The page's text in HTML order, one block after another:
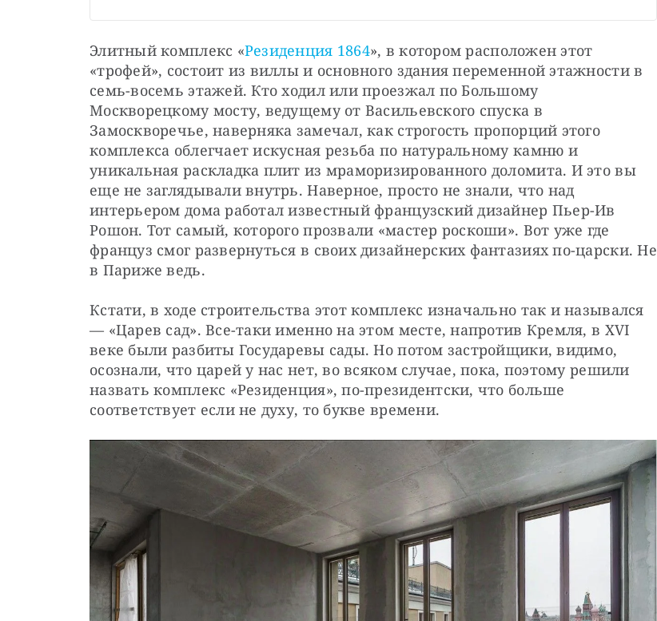
Элитный комплекс «Резиденция 1864», в котором расположен этот
«трофей», состоит из виллы и основного здания переменной этажности в
семь-восемь этажей. Кто ходил или проезжал по Большому
Москворецкому мосту, ведущему от Васильевского спуска в
Замоскворечье, наверняка замечал, как строгость пропорций этого
комплекса облегчает искусная резьба по натуральному камню и
уникальная раскладка плит из мраморизированного доломита. И это вы
еще не заглядывали внутрь. Наверное, просто не знали, что над
интерьером дома работал известный французский дизайнер Пьер-Ив
Рошон. Тот самый, которого прозвали «мастер роскоши». Вот уже где
француз смог развернуться в своих дизайнерских фантазиях по-царски. Не
в Париже ведь.
Кстати, в ходе строительства этот комплекс изначально так и назывался
— «Царев сад». Все-таки именно на этом месте, напротив Кремля, в XVI
веке были разбиты Государевы сады. Но потом застройщики, видимо,
осознали, что царей у нас нет, во всяком случае, пока, поэтому решили
назвать комплекс «Резиденция», по-президентски, что больше
соответствует если не духу, то букве времени.